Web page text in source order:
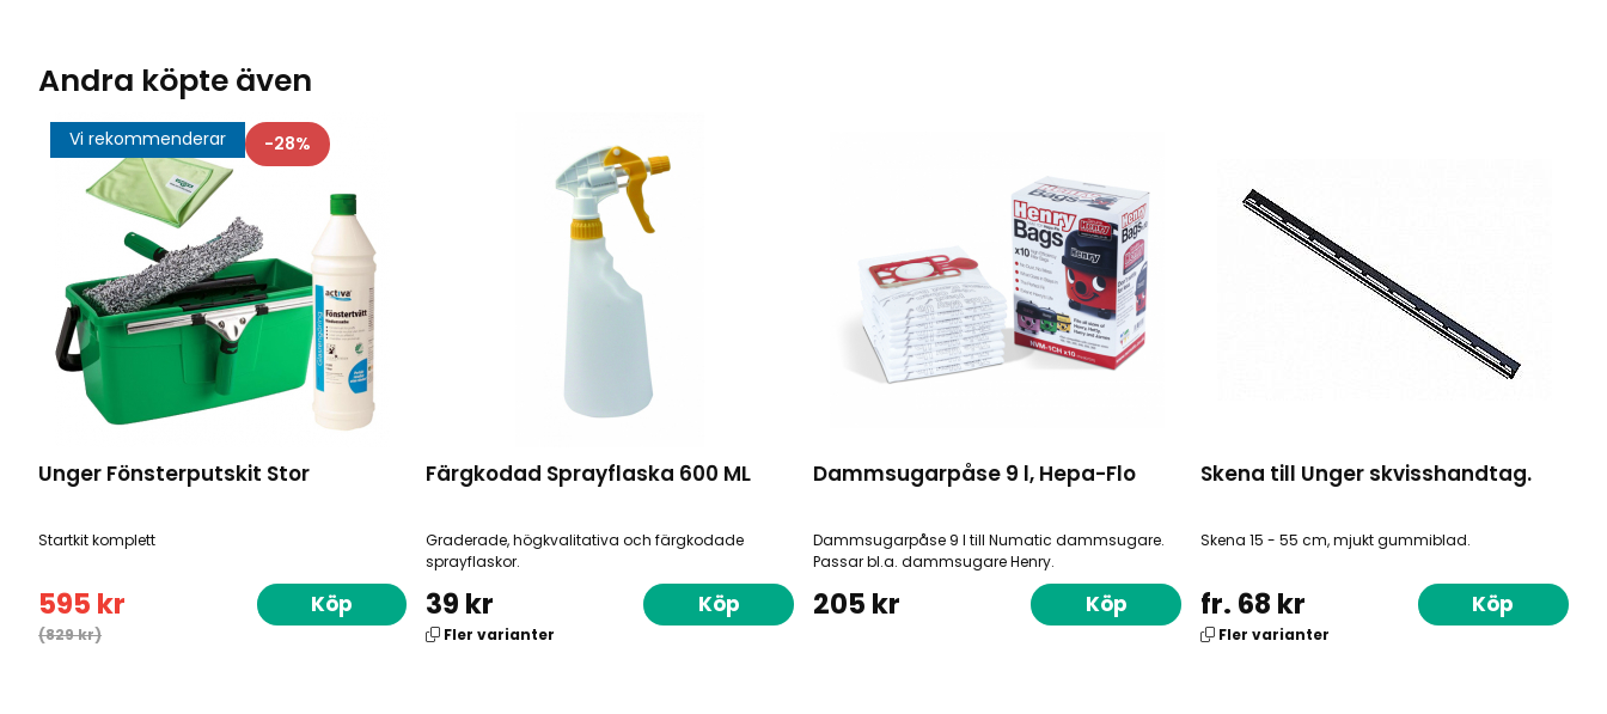
Andra köpte även
Vi rekommenderar 28
Unger Fönsterputskit Stor
Startkit komplett
595 kr
(829 kr)
Köp
Färgkodad Sprayflaska 600 ML
Graderade, högkvalitativa och färgkodade
sprayflaskor.
39 kr
Fler varianter
Köp
Dammsugarpåse 9 l, Hepa-Flo
Dammsugarpåse 9 l till Numatic dammsugare.
Passar bl.a. dammsugare Henry.
205 kr Köp
Skena till Unger skvisshandtag.
Skena 15 - 55 cm, mjukt gummiblad.
fr. 68 kr
Fler varianter
Köp